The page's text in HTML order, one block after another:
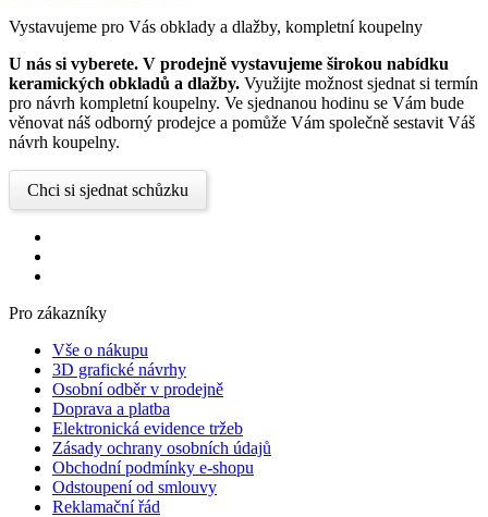
Vystavujeme pro Vás obklady a dlažby, kompletní koupelny
U nás si vyberete. V prodejně vystavujeme širokou nabídku
keramických obkladů a dlažby. Využijte možnost sjednat si termín
pro návrh kompletní koupelny. Ve sjednanou hodinu se Vám bude
věnovat náš odborný prodejce a pomůže Vám společně sestavit Váš
návrh koupelny.
Chci si sjednat schůzku
Pro zákazníky
Vše o nákupu
3D grafické návrhy
Osobní odběr v prodejně
Doprava a platba
Elektronická evidence tržeb
Zásady ochrany osobních údajů
Obchodní podmínky e-shopu
Odstoupení od smlouvy
Reklamační řád